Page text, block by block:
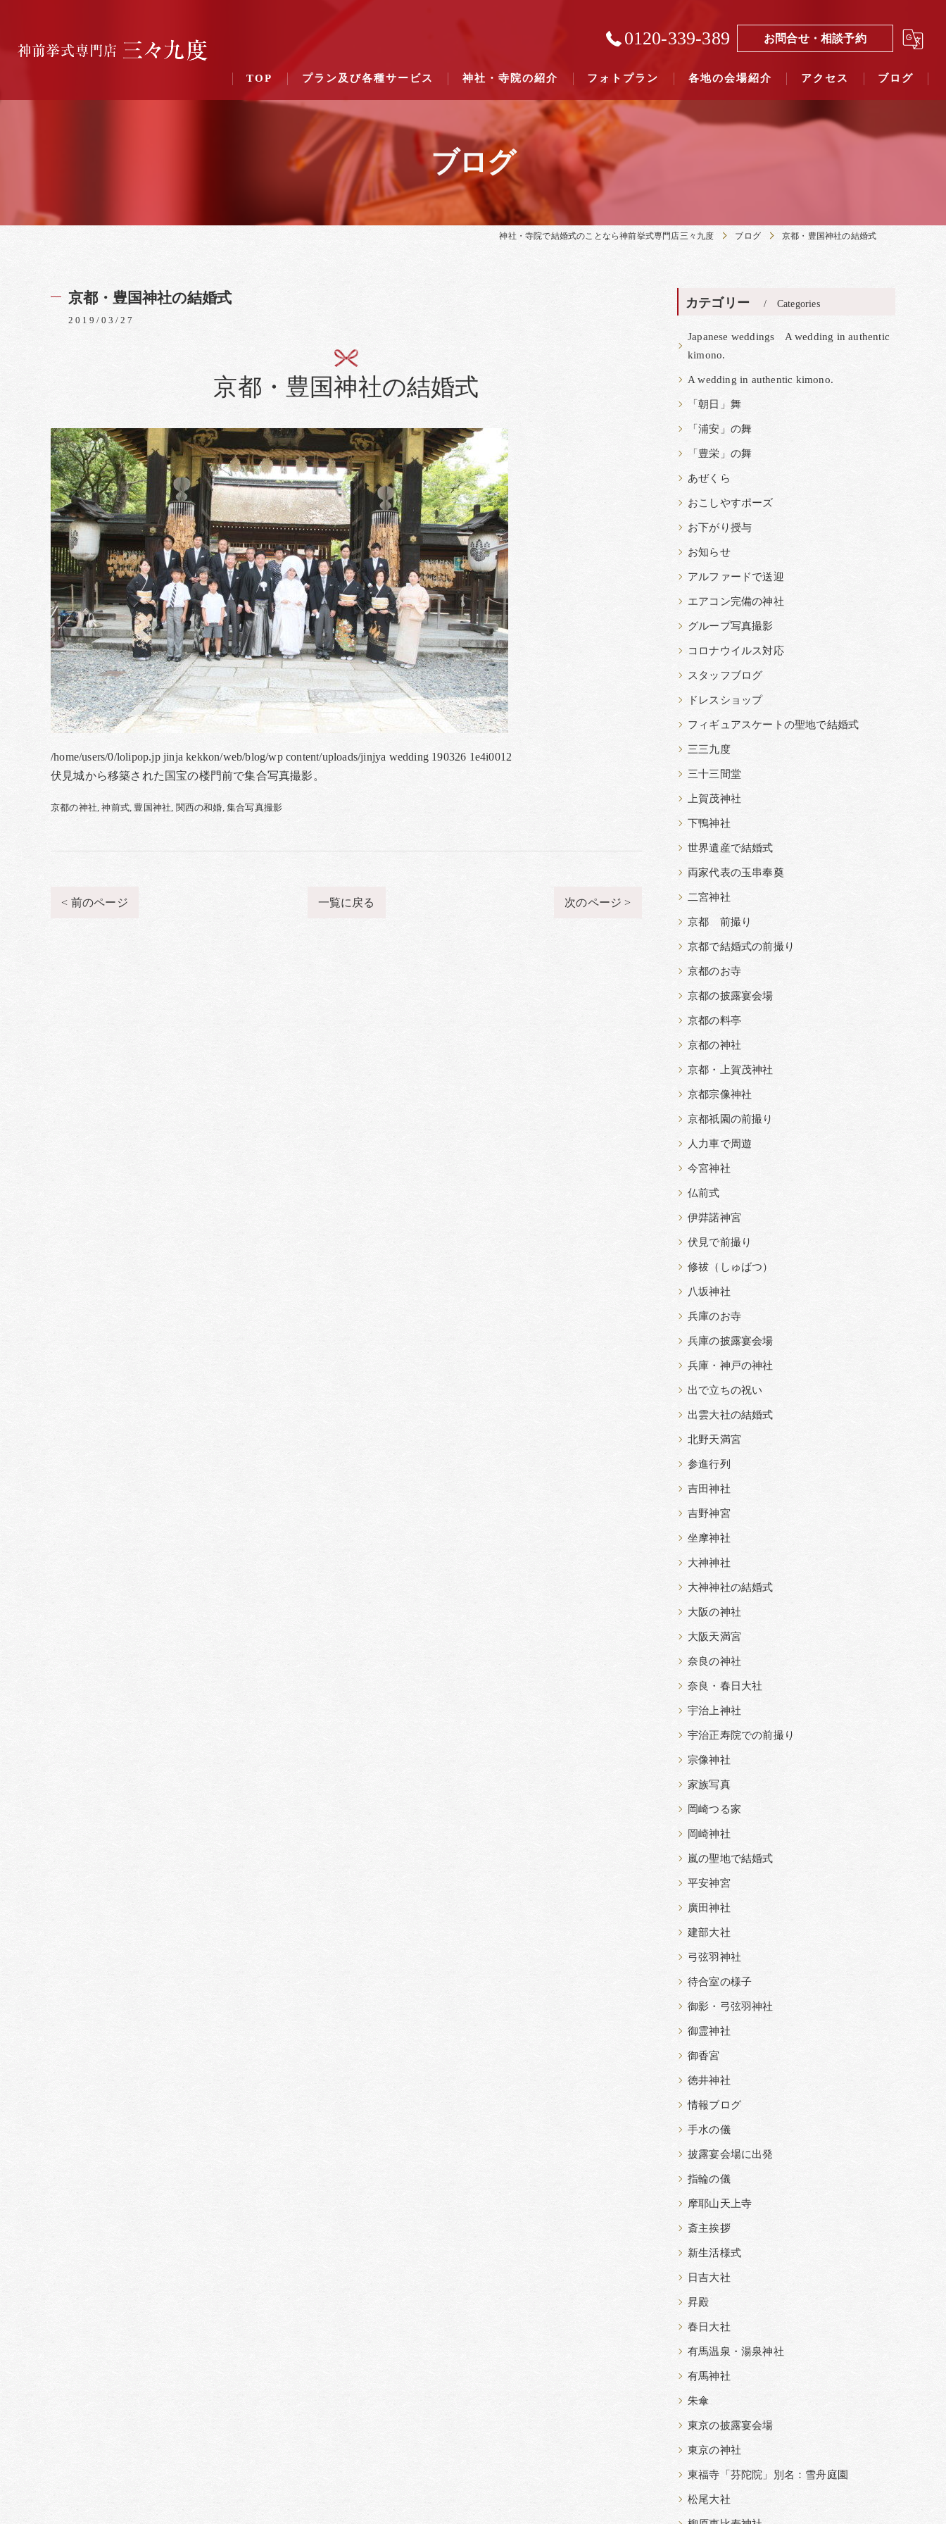
0120-339-389 お問合せ・相談予約
TOP プラン及び各種サービス 神社・寺院の紹介
結婚式のできる東京都下の神社一覧（４０社寺）｜三々九度東京
結婚式のできる関東六県の神社一覧（７５社）県別表示｜三々九度東京
フォトプラン 各地の会場紹介 アクセス ブログ
ブログ
神社・寺院で結婚式のことなら神前挙式専門店三々九度 ブログ 京都・豊国神社の結婚式
京都・豊国神社の結婚式
2019/03/27
京都・豊国神社の結婚式
/home/users/0/lolipop.jp jinja kekkon/web/blog/wp content/uploads/jinjya wedding 190326 1e4i0012
伏見城から移築された国宝の楼門前で集合写真撮影。
京都の神社 神前式 豊国神社 関西の和婚 集合写真撮影
< 前のページ 一覧に戻る 次のページ >
カテゴリー Categories
Japanese weddings A wedding in authentic
kimono.
A wedding in authentic kimono.
「朝日」舞
「浦安」の舞
「豊栄」の舞
あぜくら
おこしやすポーズ
お下がり授与
お知らせ
アルファードで送迎
エアコン完備の神社
グループ写真撮影
コロナウイルス対応
スタッフブログ
ドレスショップ
フィギュアスケートの聖地で結婚式
三三九度
三十三間堂
上賀茂神社
下鴨神社
世界遺産で結婚式
両家代表の玉串奉奠
二宮神社
京都 前撮り
京都で結婚式の前撮り
京都のお寺
京都の披露宴会場
京都の料亭
京都の神社
京都・上賀茂神社
京都宗像神社
京都祇園の前撮り
人力車で周遊
今宮神社
仏前式
伊弉諾神宮
伏見で前撮り
修祓（しゅばつ）
八坂神社
兵庫のお寺
兵庫の披露宴会場
兵庫・神戸の神社
出で立ちの祝い
出雲大社の結婚式
北野天満宮
参進行列
吉田神社
吉野神宮
坐摩神社
大神神社
大神神社の結婚式
大阪の神社
大阪天満宮
奈良の神社
奈良・春日大社
宇治上神社
宇治正寿院での前撮り
宗像神社
家族写真
岡崎つる家
岡崎神社
嵐の聖地で結婚式
平安神宮
廣田神社
建部大社
弓弦羽神社
待合室の様子
御影・弓弦羽神社
御霊神社
御香宮
徳井神社
情報ブログ
手水の儀
披露宴会場に出発
指輪の儀
摩耶山天上寺
斎主挨拶
新生活様式
日吉大社
昇殿
春日大社
有馬温泉・湯泉神社
有馬神社
朱傘
東京の披露宴会場
東京の神社
東福寺「芬陀院」別名：雪舟庭園
松尾大社